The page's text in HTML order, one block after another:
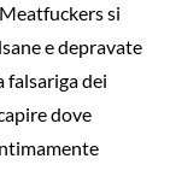
si
e depravate
falsariga dei
dove